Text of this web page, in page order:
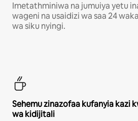
Imetathminiwa na jumuiya yetu
wageni na usaidizi wa saa 24
wa siku nyingi.
Sehemu zinazofaa kufanyia kazi
wa kidijitali